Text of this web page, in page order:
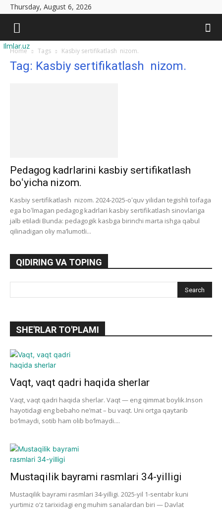
Thursday, August 6, 2026
Ilmlar.uz
Home Tags Kasbiy sertifikatlash nizom.
Tag: Kasbiy sertifikatlash nizom.
Pedagog kadrlarini kasbiy sertifikatlash
boʻyicha nizom.
Kasbiy sertifikatlash nizom. 2024-2025-oʻquv yilidan tegishli toifaga
ega boʻlmagan pedagog kadrlari kasbiy sertifikatlash sinovlariga
jalb etiladi Bunda: pedagogik kasbga birinchi marta ishga qabul
qilinadigan oliy maʼlumotli...
QIDIRING VA TOPING
SHE'RLAR TO'PLAMI
Vaqt, vaqt qadri haqida sherlar
Vaqt, vaqt qadri haqida sherlar. Vaqt — eng qimmat boylik.Inson
hayotidagi eng bebaho ne’mat – bu vaqt. Uni ortga qaytarib
bo‘lmaydi, sotib ham olib bo‘lmaydi....
Mustaqilik bayrami rasmlari 34-yilligi
Mustaqilik bayrami rasmlari 34-yilligi. 2025-yil 1-sentabr kuni
yurtimiz o‘z tarixidagi eng muhim sanalardan biri — Davlat